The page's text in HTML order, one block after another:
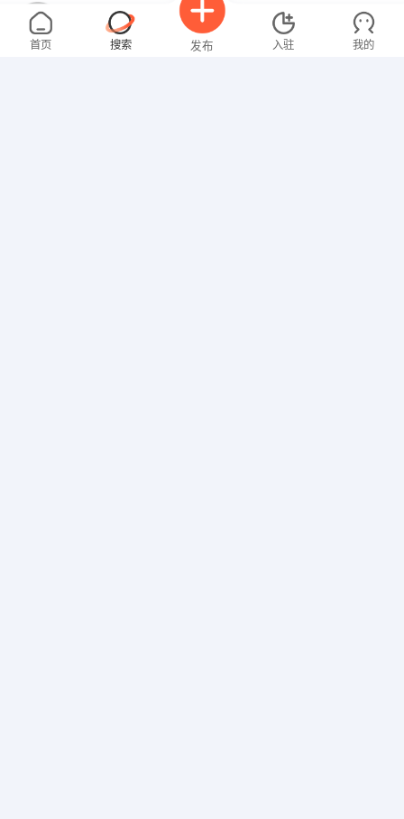
邓先生 5000-8000元
不限区域 高中
08-07
首页 搜索 发布 入驻 我的